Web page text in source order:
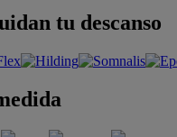
tu descanso